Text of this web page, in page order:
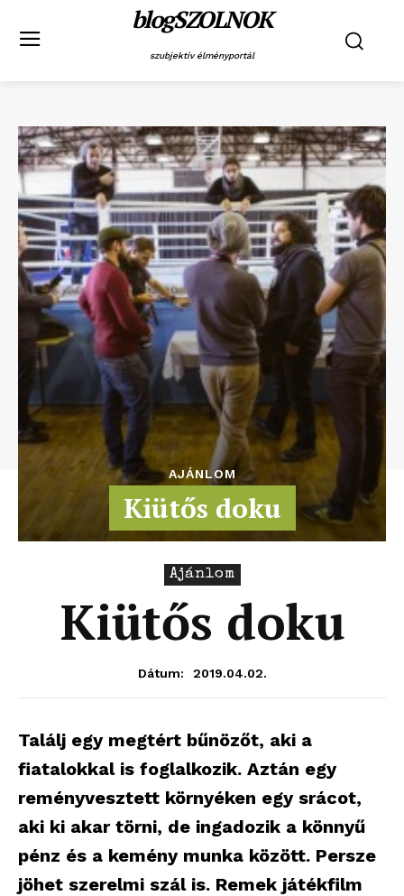
blogSZOLNOK
szubjektív élményportál
AJÁNLOM
Kiütős doku
Ajánlom
Kiütős doku
Dátum: 2019.04.02.
Találj egy megtért bűnözőt, aki a
fiatalokkal is foglalkozik. Aztán egy
reményvesztett környéken egy srácot,
aki ki akar törni, de ingadozik a könnyű
pénz és a kemény munka között. Persze
jöhet szerelmi szál is. Remek játékfilm